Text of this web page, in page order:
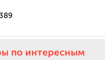
по интересным